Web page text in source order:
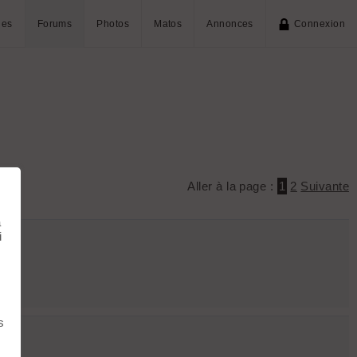
Forums Photos Matos Annonces Connexion
Aller à la page : 1 2 Suivante